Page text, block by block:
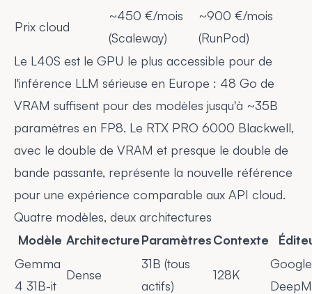
Prix cloud
~450 €/mois
(Scaleway)
~900 €/mois
(RunPod)
Le L40S est le GPU le plus accessible pour de
l'inférence LLM sérieuse en Europe : 48 Go de
VRAM suffisent pour des modèles jusqu'à ~35B
paramètres en FP8. Le RTX PRO 6000 Blackwell,
avec le double de VRAM et presque le double de
bande passante, représente la nouvelle référence
pour une expérience comparable aux API cloud.
Quatre modèles, deux architectures
Modèle ArchitectureParamètresContexte
Gemma
4 31B-it
Dense
31B (tous
actifs)
128K
Google